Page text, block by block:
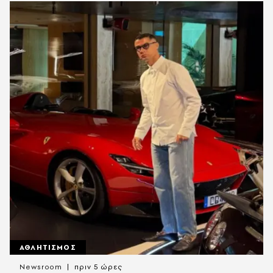
ΑΘΛΗΤΙΣΜΟΣ
Newsroom
πριν 5 ώρες